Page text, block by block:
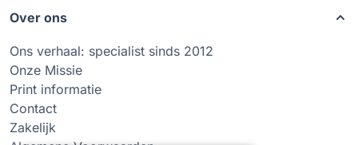
Over ons
Ons verhaal: specialist sinds 2012
Onze Missie
Print informatie
Contact
Zakelijk